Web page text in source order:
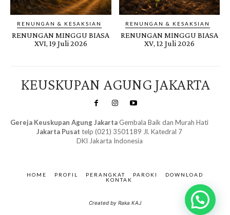
RENUNGAN & KESAKSIAN
RENUNGAN MINGGU BIASA
XVI, 19 Juli 2026
RENUNGAN & KESAKSIAN
RENUNGAN MINGGU BIASA
XV, 12 Juli 2026
KEUSKUPAN AGUNG JAKARTA
Gereja Keuskupan Agung Jakarta Gembala Baik dan Murah Hati
Jakarta Pusat telp (021) 3501189 Jl. Katedral 7
DKI Jakarta Indonesia
HOME PROFIL PERANGKAT PAROKI
DOWNLOAD
KONTAK
Created by Raka KAJ